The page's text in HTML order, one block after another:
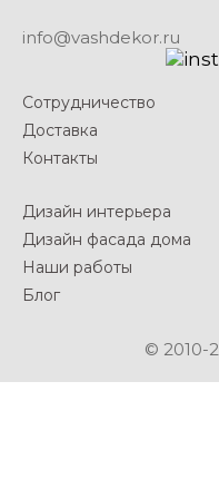
info@vashdekor.ru
Сотрудничество
Доставка
Контакты
Дизайн интерьера
Дизайн фасада дома
Наши работы
Блог
© 2010-